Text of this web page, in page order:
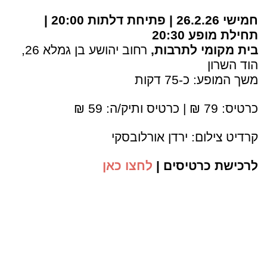
חמישי 26.2.26 | פתיחת דלתות 20:00 |
תחילת מופע 20:30
בית מקומי לתרבות,
רחוב יהושע בן גמלא 26,
הוד השרון
משך המופע: כ-75 דקות
כרטיס: 79 ₪ | כרטיס ותיק/ה: 59 ₪
קרדיט צילום: ירדן אורלובסקי
לרכישת כרטיסים | לחצו כאן